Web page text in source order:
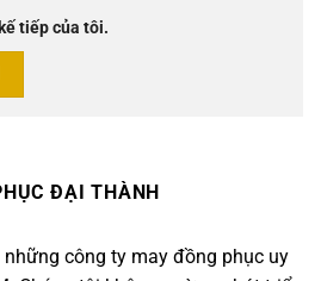
tiếp của tôi.
ĐẠI THÀNH
công ty may đồng phục uy